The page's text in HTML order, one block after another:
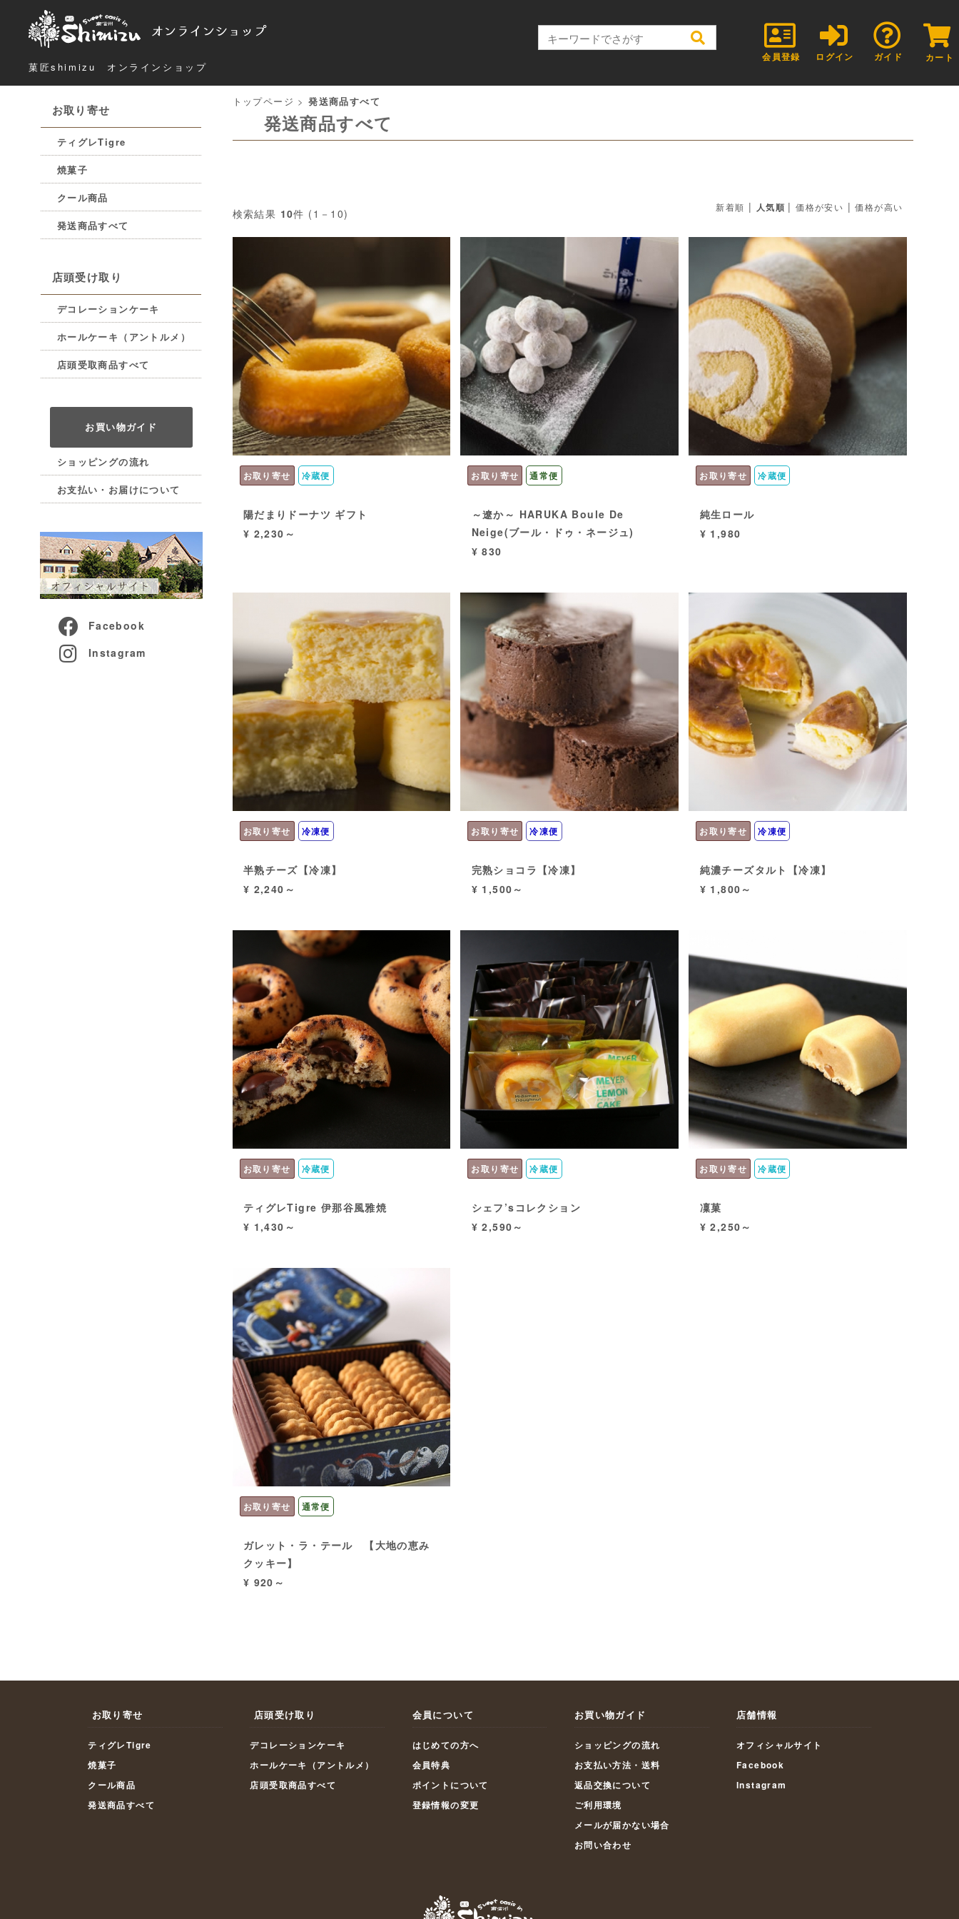
会員登録 ログイン ガイド カート
菓匠shimizu オンラインショップ
お取り寄せ
ティグレTigre
焼菓子
クール商品
発送商品すべて
店頭受け取り
デコレーションケーキ
ホールケーキ（アントルメ）
店頭受取商品すべて
お買い物ガイド
ショッピングの流れ
お支払い・お届けについて
Facebook
Instagram
トップページ >発送商品すべて
発送商品すべて
検索結果 10件 (1－10) 新着順 | 人気順 |価格が安い |価格が高い
お取り寄せ 冷蔵便
陽だまりドーナツ ギフト
¥ 2,230～
お取り寄せ 通常便
～遼か～ HARUKA Boule De
Neige(ブール・ドゥ・ネージュ)
¥ 830
お取り寄せ 冷蔵便
純生ロール
¥ 1,980
お取り寄せ 冷凍便
半熟チーズ【冷凍】
¥ 2,240～
お取り寄せ 冷凍便
完熟ショコラ【冷凍】
¥ 1,500～
お取り寄せ 冷凍便
純濃チーズタルト【冷凍】
¥ 1,800～
お取り寄せ 冷蔵便
ティグレTigre 伊那谷風雅焼
¥ 1,430～
お取り寄せ 冷蔵便
シェフ’sコレクション
¥ 2,590～
お取り寄せ 冷蔵便
凜菓
¥ 2,250～
お取り寄せ 通常便
ガレット・ラ・テール 【大地の恵み
クッキー】
¥ 920～
お取り寄せ
ティグレTigre
焼菓子
クール商品
発送商品すべて
店頭受け取り
デコレーションケーキ
ホールケーキ（アントルメ）
店頭受取商品すべて
会員について
はじめての方へ
会員特典
ポイントについて
登録情報の変更
お買い物ガイド
ショッピングの流れ
お支払い方法・送料
返品交換について
ご利用環境
メールが届かない場合
お問い合わせ
店舗情報
オフィシャルサイト
Facebook
Instagram